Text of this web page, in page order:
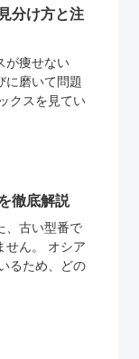
分け方と注
が痩せない
に磨いて問題
クスを見てい
徹底解説
、古い型番で
せん。 オシア
るため、どの